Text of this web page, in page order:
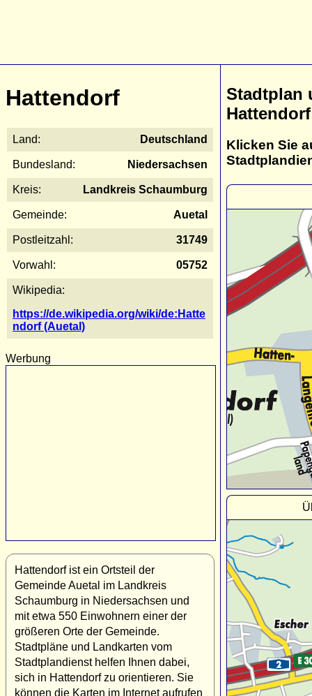
Hattendorf
Land: Deutschland
Bundesland: Niedersachsen
Kreis: Landkreis Schaumburg
Gemeinde: Auetal
Postleitzahl: 31749
Vorwahl: 05752
Wikipedia:
https://de.wikipedia.org/wiki/de:Hatte
ndorf (Auetal)
Werbung
Hattendorf ist ein Ortsteil der
Gemeinde Auetal im Landkreis
Schaumburg in Niedersachsen und
mit etwa 550 Einwohnern einer der
größeren Orte der Gemeinde.
Stadtpläne und Landkarten vom
Stadtplandienst helfen Ihnen dabei,
sich in Hattendorf zu orientieren. Sie
können die Karten im Internet aufrufen
Stadtplan
Hattendorf
Klicken Sie